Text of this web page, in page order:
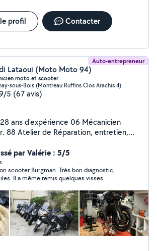
profil Contacter
Auto-entrepreneur
Lataoui (Moto Moto 94)
moto et scooter
sous-Bois (Montreau Ruffins Clos Arachis 4)
5 (67 avis)
88 Atelier de Réparation, entretien,
et livraison de votre 45 véhicule à
moto_moto_94 Si pas de réponses
reprendre ma présentation / joignable
page Instagram.
par Valérie : 5/5
scooter Burgman. Très bon diagnostic,
Il a même remis quelques visses
de bons conseils. Je suis ravie de la
! Je le recommande tant pour ses
sa gentillesse !!!! Valérie et Margaux